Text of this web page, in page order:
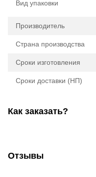
Вид упаковки
Производитель
Страна производства
Сроки изготовления
Сроки доставки (НП)
Как заказать?
Отзывы